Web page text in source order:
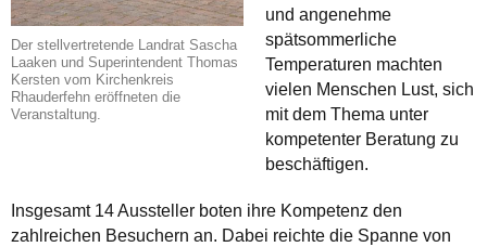
Der stellvertretende Landrat Sascha
Laaken und Superintendent Thomas
Kersten vom Kirchenkreis
Rhauderfehn eröffneten die
Veranstaltung.
und angenehme
spätsommerliche
Temperaturen machten
vielen Menschen Lust, sich
mit dem Thema unter
kompetenter Beratung zu
beschäftigen.
Insgesamt 14 Aussteller boten ihre Kompetenz den
zahlreichen Besuchern an. Dabei reichte die Spanne von